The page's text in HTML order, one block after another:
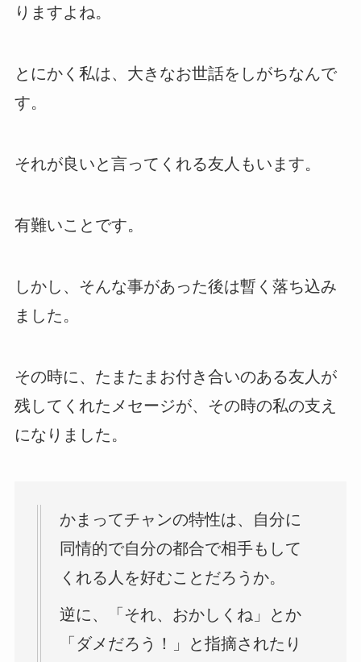
りますよね。
とにかく私は、大きなお世話をしがちなんで
す。
それが良いと言ってくれる友人もいます。
有難いことです。
しかし、そんな事があった後は暫く落ち込み
ました。
その時に、たまたまお付き合いのある友人が
残してくれたメセージが、その時の私の支え
になりました。
かまってチャンの特性は、自分に
同情的で自分の都合で相手もして
くれる人を好むことだろうか。
逆に、「それ、おかしくね」とか
「ダメだろう！」と指摘されたり